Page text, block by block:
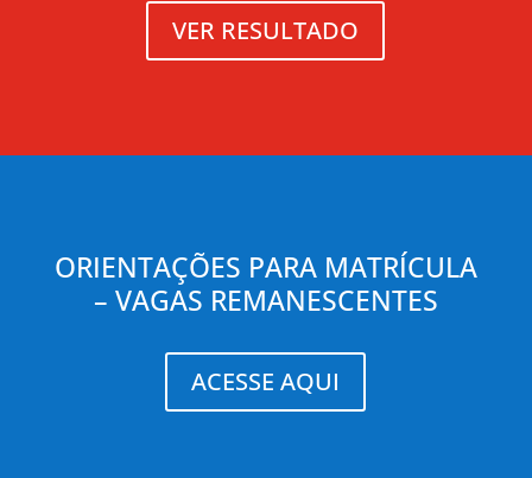
VER RESULTADO
ORIENTAÇÕES PARA MATRÍCULA
– VAGAS REMANESCENTES
ACESSE AQUI